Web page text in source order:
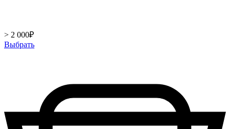
> 2 000₽
Выбрать